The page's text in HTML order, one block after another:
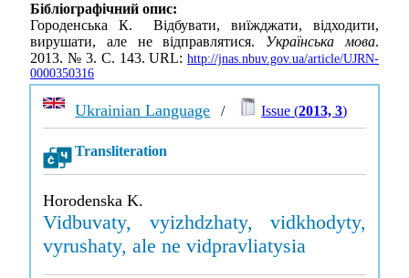
Бібліографічний опис:
Городенська К. Відбувати, виїжджати, відходити,
вирушати, але не відправлятися. Українська мова.
2013. № 3. С. 143. URL: http://jnas.nbuv.gov.ua/article/UJRN-
0000350316
Ukrainian Language / Issue (2013, 3)
Transliteration
Horodenska K.
Vidbuvaty, vyizhdzhaty, vidkhodyty,
vyrushaty, ale ne vidpravliatysia